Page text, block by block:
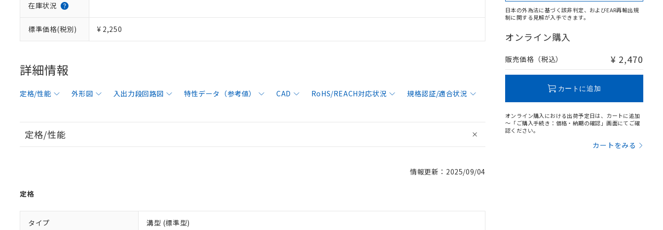
在庫状況
標準価格(税別) ¥ 2,250
詳細情報
定格/性能 外形図 入出力段回路図 特性データ（参考値） CAD RoHS/REACH対応状況 規格認証/適合状況
定格/性能
情報更新：2025/09/04
定格
タイプ 溝型 (標準型)
日本の外為法に基づく該非判定、およびEAR再輸出規
制に関する見解が入手できます。
オンライン購入
販売価格（税込） ¥ 2,470
カートに追加
オンライン購入における出荷予定日は、カートに追加
～「ご購入手続き：価格・納期の確認」画面にてご確
認ください。
カートをみる